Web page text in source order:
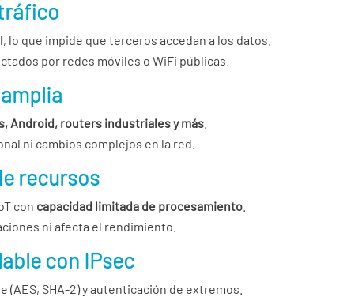
, lo que impide que terceros accedan a los datos.
por redes móviles o WiFi públicas.
Android, routers industriales y más
ni cambios complejos en la red.
recursos
con capacidad limitada de procesamiento
ni afecta el rendimiento.
con IPsec
SHA-2) y autenticación de extremos.